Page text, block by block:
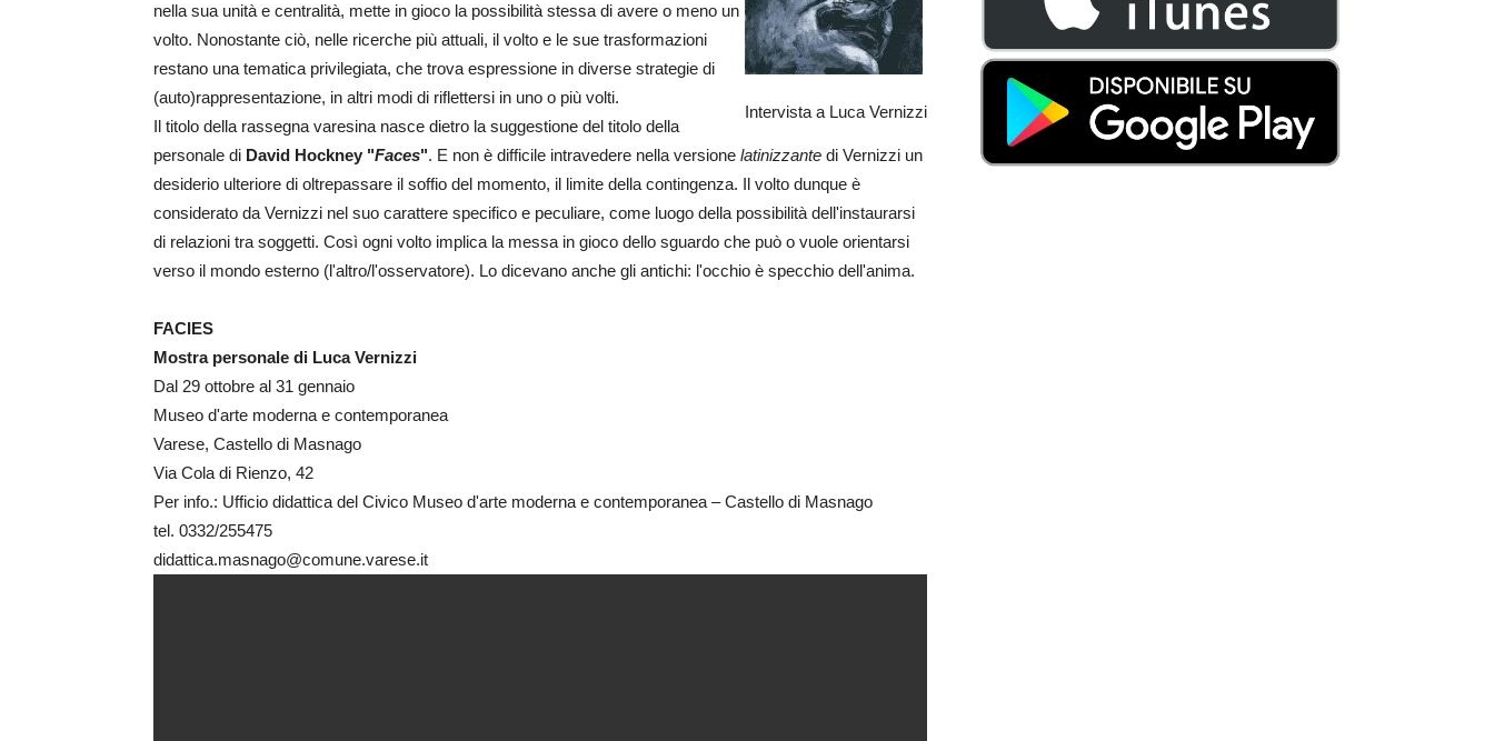
Intervista a Luca Vernizzi
nella sua unità e centralità, mette in gioco la possibilità stessa di avere o meno un
volto. Nonostante ciò, nelle ricerche più attuali, il volto e le sue trasformazioni
restano una tematica privilegiata, che trova espressione in diverse strategie di
(auto)rappresentazione, in altri modi di riflettersi in uno o più volti.
Il titolo della rassegna varesina nasce dietro la suggestione del titolo della
personale di David Hockney "Faces". E non è difficile intravedere nella versione latinizzante di Vernizzi un
desiderio ulteriore di oltrepassare il soffio del momento, il limite della contingenza. Il volto dunque è
considerato da Vernizzi nel suo carattere specifico e peculiare, come luogo della possibilità dell'instaurarsi
di relazioni tra soggetti. Così ogni volto implica la messa in gioco dello sguardo che può o vuole orientarsi
verso il mondo esterno (l'altro/l'osservatore). Lo dicevano anche gli antichi: l'occhio è specchio dell'anima.
FACIES
Mostra personale di Luca Vernizzi
Dal 29 ottobre al 31 gennaio
Museo d'arte moderna e contemporanea
Varese, Castello di Masnago
Via Cola di Rienzo, 42
Per info.: Ufficio didattica del Civico Museo d'arte moderna e contemporanea – Castello di Masnago
tel. 0332/255475
didattica.masnago@comune.varese.it